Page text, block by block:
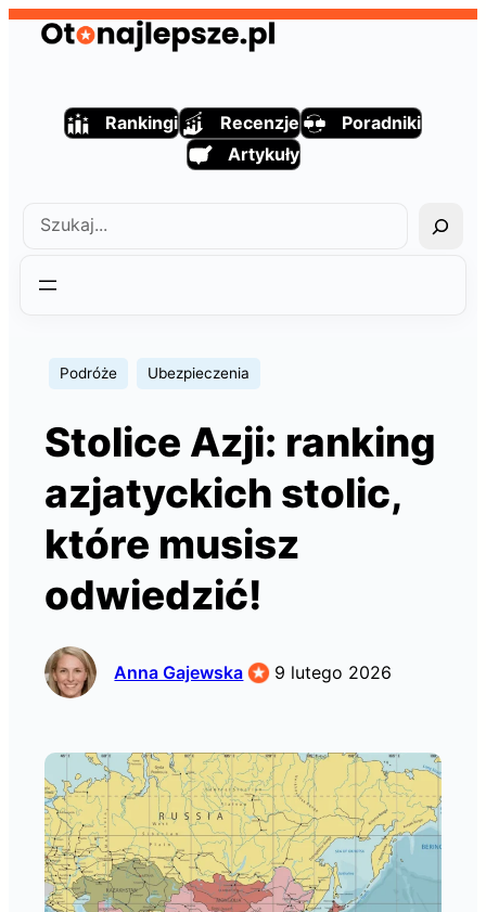
Przejdź
Rankingi Recenzje
Poradniki
Artykuły
Szukaj
Podróże Ubezpieczenia
Stolice Azji: ranking
azjatyckich stolic,
które musisz
odwiedzić!
Anna Gajewska 9 lutego 2026